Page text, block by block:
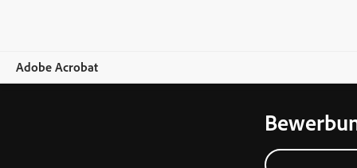
Adobe Acrobat